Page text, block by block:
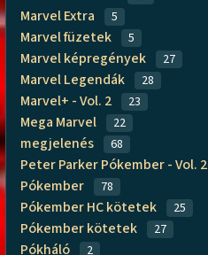
Marvel Extra 5
Marvel füzetek 5
Marvel képregények 27
Marvel Legendák 28
Marvel+ - Vol. 2 23
Mega Marvel 22
megjelenés 68
Peter Parker Pókember - Vol. 2
Pókember 78
Pókember HC kötetek 25
Pókember kötetek 27
Pókháló 2